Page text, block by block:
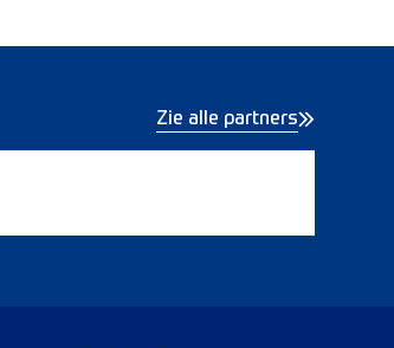
Zie alle partners